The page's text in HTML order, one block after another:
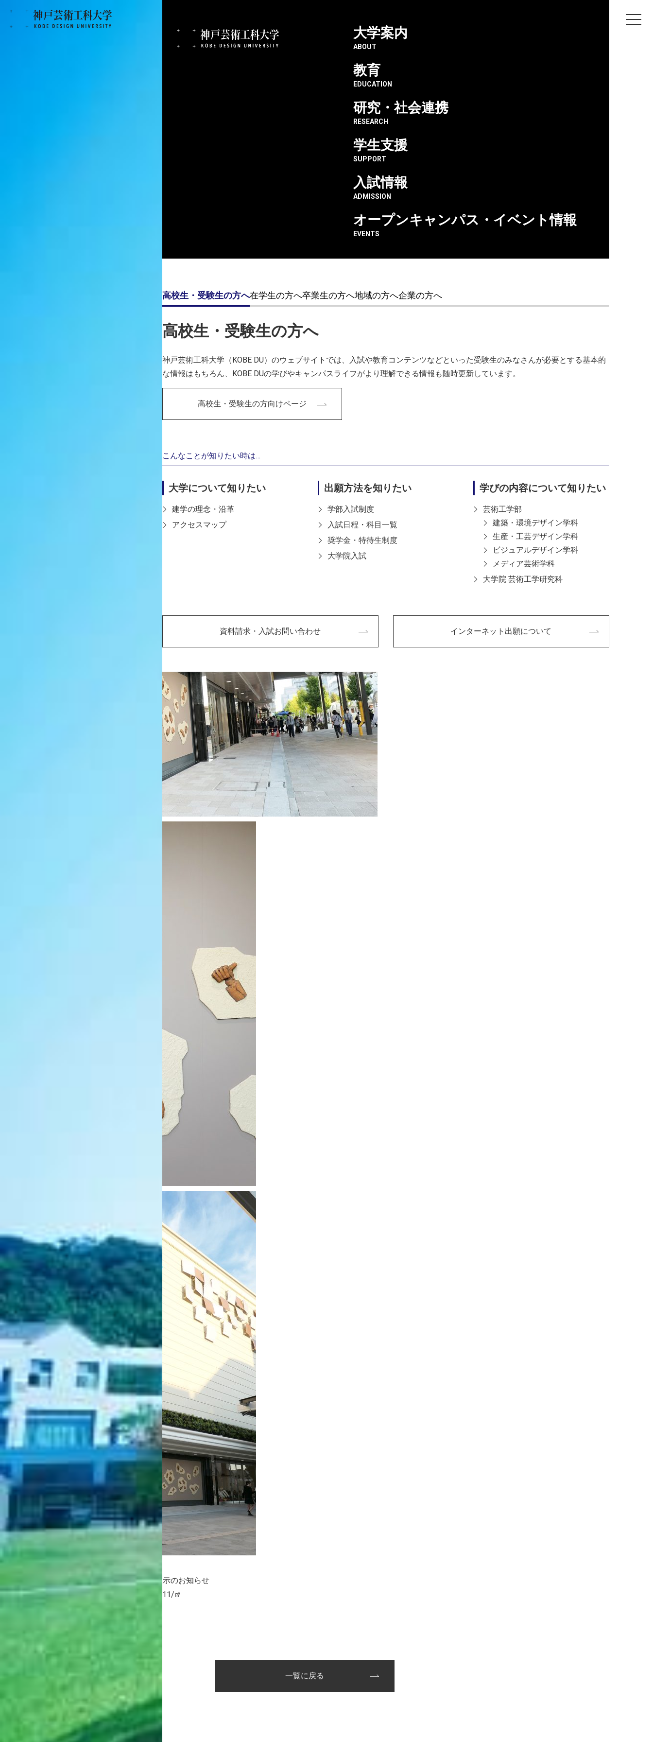
大学案内
ABOUT
教育
EDUCATION
研究・社会連携
RESEARCH
学生支援
SUPPORT
入試情報
ADMISSION
オープンキャンパス・イベント情報
EVENTS
高校生・受験生の方へ在学生の方へ卒業生の方へ地域の方へ企業の方へ
高校生・受験生の方へ
神戸芸術工科大学（KOBE DU）のウェブサイトでは、入試や教育コンテンツなどといった受験生のみなさんが必要とする基本的
な情報はもちろん、KOBE DUの学びやキャンパスライフがより理解できる情報も随時更新しています。
高校生・受験生の方向けページ
こんなことが知りたい時は…
大学について知りたい
建学の理念・沿革
アクセスマップ
出願方法を知りたい
学部入試制度
入試日程・科目一覧
奨学金・特待生制度
大学院入試
学びの内容について知りたい
芸術工学部
建築・環境デザイン学科
生産・工芸デザイン学科
ビジュアルデザイン学科
メディア芸術学科
大学院 芸術工学研究科
資料請求・入試お問い合わせ インターネット出願について
神戸芸術工科大学 (株)こうべ未来都市機構とのアートプロジェクト作品が公開されました。
(株)こうべ未来都市機構とのアートプロジェクト作品が公開さ
神戸市の都市ブランド向上と人口誘引につなげるプロジェクト「リノベーション・神戸」の一環として、10月19日に西神中央プレンティがグランドオープン。
リニューアルで新しく生まれ変わるプレンティを展示場所に、新たなアート・プロジェクトとして、地元・神戸市西区をテーマに本学アート・クラフト学科の学生がプ
オープニングセレモニーでは除幕式が取り行われ、アートプロジェクト作品「未知の遺跡発掘」が披露されました。
西神中央プレンティ アートプロジェクト展示のお知らせ
https://www.kobe-du.ac.jp/2023/10/82911/
一覧に戻る